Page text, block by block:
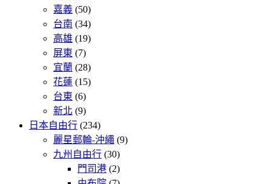
嘉義 (50)
台南 (34)
高雄 (19)
屏東 (7)
宜蘭 (28)
花蓮 (15)
台東 (6)
新北 (9)
日本自由行 (234)
麗星郵輪-沖繩 (9)
九州自由行 (30)
門司港 (2)